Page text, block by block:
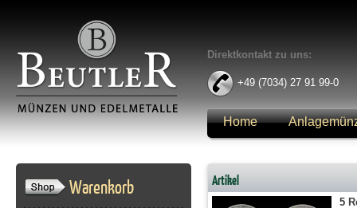
Direktkontakt zu uns:
+49 (7034) 27 91 99-0
Home
Warenkorb Artikel
5